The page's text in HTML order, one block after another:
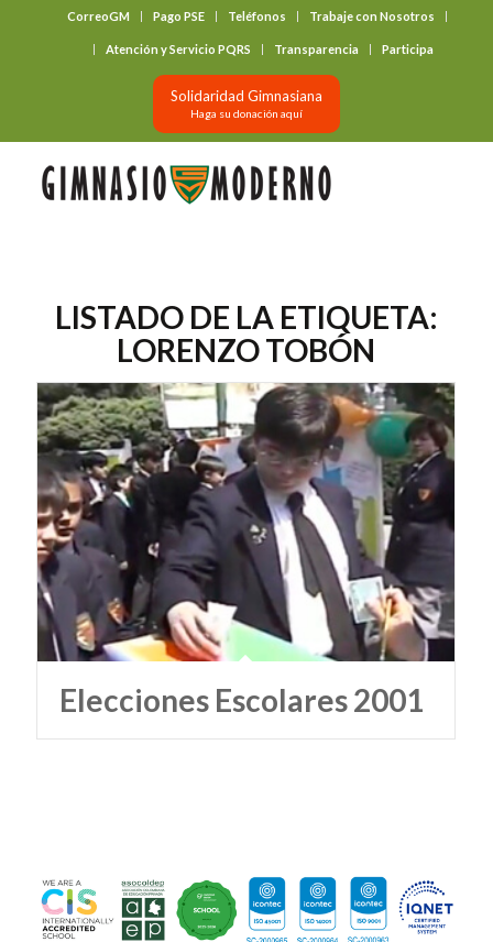
CorreoGM Pago PSE Teléfonos Trabaje con Nosotros
Atención y Servicio PQRS Transparencia Participa
Solidaridad Gimnasiana
Haga su donación aquí
LISTADO DE LA ETIQUETA:
LORENZO TOBÓN
Elecciones Escolares 2001